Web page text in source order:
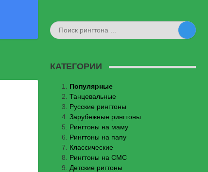
КАТЕГОРИИ
Популярные
Танцевальные
Русские рингтоны
Зарубежные рингтоны
Рингтоны на маму
Рингтоны на папу
Классические
Рингтоны на СМС
Детские ригтоны